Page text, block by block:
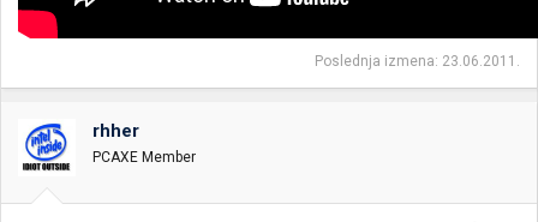
Poslednja izmena: 23.06.2011.
rhher
PCAXE Member